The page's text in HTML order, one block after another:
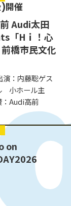
開催
Audi太田
「Hｉ！心
橋市民文化
：内藤聡ゲス
小ホール主
：Audi高前
on